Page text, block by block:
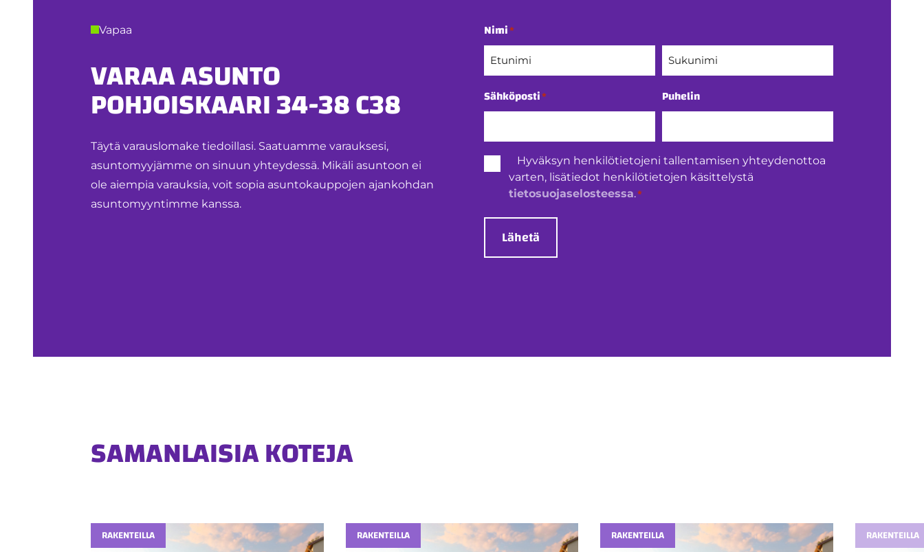
Vapaa
VARAA ASUNTO
POHJOISKAARI 34-38 C38
Täytä varauslomake tiedoillasi. Saatuamme varauksesi,
asuntomyyjämme on sinuun yhteydessä. Mikäli asuntoon ei
ole aiempia varauksia, voit sopia asuntokauppojen ajankohdan
asuntomyyntimme kanssa.
Nimi*
Etunimi Sukunimi
Sähköposti* Puhelin
Henkilötietojen
käsittely*
Hyväksyn henkilötietojeni tallentamisen yhteydenottoa
varten, lisätiedot henkilötietojen käsittelystä
tietosuojaselosteessa.*
Lähetä
SAMANLAISIA KOTEJA
RAKENTEILLA RAKENTEILLA RAKENTEILLA RAKENTEILLA